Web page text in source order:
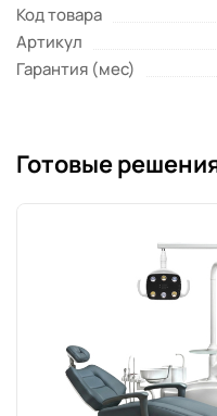
Код товара
Артикул
Гарантия (мес)
Готовые